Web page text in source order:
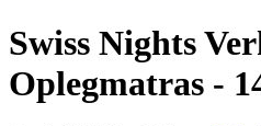
Swiss Nights
Oplegmatras -